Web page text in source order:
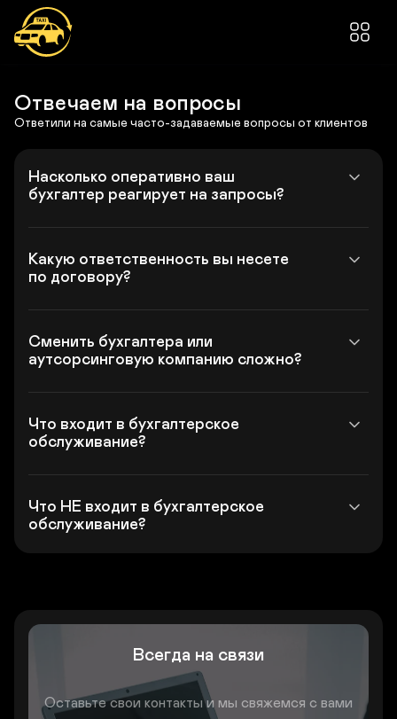
Бухгалтерией
и
Такси
Отвечаем на вопросы
Ответили на самые часто-задаваемые вопросы от клиентов
Насколько оперативно ваш
бухгалтер реагирует на запросы?
Какую ответственность вы несете
по договору?
Сменить бухгалтера или
аутсорсинговую компанию сложно?
Что входит в бухгалтерское
обслуживание?
Что НЕ входит в бухгалтерское
обслуживание?
Всегда на связи
Оставьте свои контакты и мы свяжемся с вами